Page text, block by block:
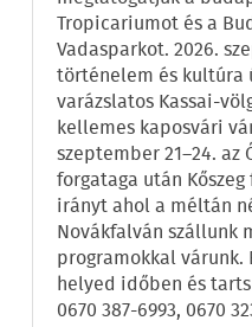
Tropicariumot és a
Vadasparkot. 2026.
történelem és
varázslatos Kassai-
kellemes kaposvári
szeptember 21–24. az
forgataga után Kőszeg
irányt ahol a méltán
Novákfalván szállunk
programokkal várunk.
helyed időben és
0670 387-6993, 0670